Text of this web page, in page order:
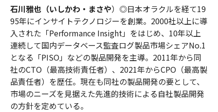
石川雅也（いしかわ・まさや）◎日本オラクルを経て19
95年にインサイトテクノロジーを創業。2000社以上に導
入された「Performance Insight」をはじめ、10年以上
連続して国内データベース監査ログ製品市場シェアNo.1
となる「PISO」などの製品開発を主導。2011年から同
社のCTO（最高技術責任者）、2021年からCPO（最高製
品責任者）を歴任。現在も同社の製品開発の要として、
市場のニーズを見据えた先進的技術による自社製品開発
の方針を定めている。